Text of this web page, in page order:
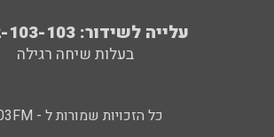
עלייה לשידור: 0552-103-103
בעלות שיחה רגילה
כל הזכויות שמורות ל - 103FM